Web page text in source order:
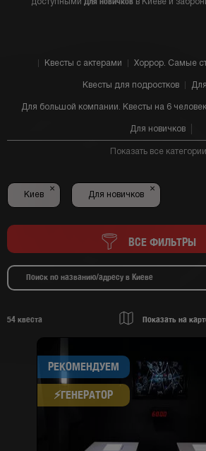
доступными
в Киеве и
Квесты с актерами Хоррор. Самые
Квесты для подростков
Для большой компании. Квесты на 6
Для новичков
Показать все категории
Киев
×
Для новичков
×
ВСЕ ФИЛЬТРЫ
54 квеста Показать на
РЕКОМЕНДУЕМ
⚡​ГЕНЕРАТОР